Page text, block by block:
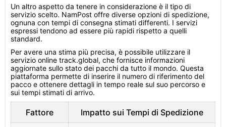
Un altro aspetto da tenere in considerazione è il tipo di
servizio scelto. NamPost offre diverse opzioni di spedizione,
ognuna con tempi di consegna stimati differenti. I servizi
espressi tendono ad essere più rapidi rispetto a quelli
standard.
Per avere una stima più precisa, è possibile utilizzare il
servizio online track.global, che fornisce informazioni
aggiornate sullo stato dei pacchi da tutto il mondo. Questa
piattaforma permette di inserire il numero di riferimento del
pacco e ottenere dettagli in tempo reale sul suo percorso e
sui tempi stimati di arrivo.
Fattore Impatto sui Tempi di Spedizione